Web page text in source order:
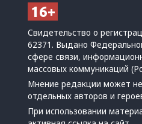
Свидетельство о
62371. Выдано
сфере связи,
массовых коммуникаций
Мнение редакции может
отдельных авторов и
При использовании